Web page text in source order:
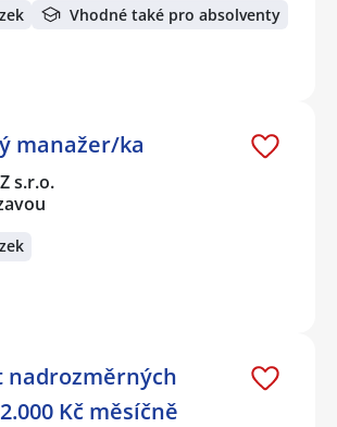
Vhodné také pro absolventy
manažer/ka
s.r.o.
nadrozměrných
Kč měsíčně